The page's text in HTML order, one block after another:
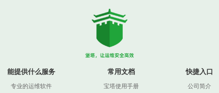
能提供什么服务
专业的运维软件
常用文档
宝塔使用手册
快捷入口
公司简介